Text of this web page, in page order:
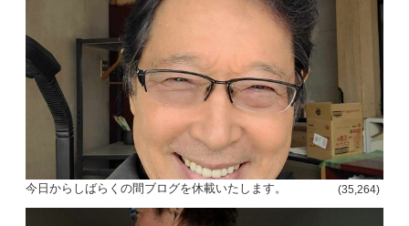
今日からしばらくの間ブログを休載いたします。 (35,264)